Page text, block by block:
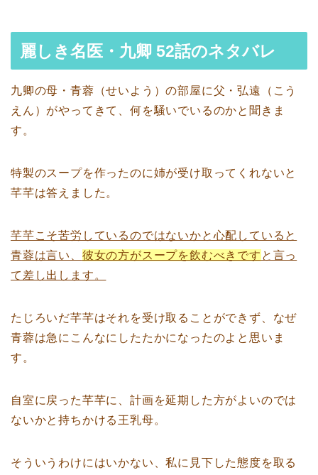
麗しき名医・九卿 52話のネタバレ
九卿の母・青蓉（せいよう）の部屋に父・弘遠（こう
えん）がやってきて、何を騒いでいるのかと聞きま
す。
特製のスープを作ったのに姉が受け取ってくれないと
芊芊は答えました。
芊芊こそ苦労しているのではないかと心配していると
青蓉は言い、 彼女の方がスープを飲むべきです と言っ
て差し出します。
たじろいだ芊芊はそれを受け取ることができず、なぜ
青蓉は急にこんなにしたたかになったのよと思いま
す。
自室に戻った芊芊に、計画を延期した方がよいのでは
ないかと持ちかける王乳母。
そういうわけにはいかない、私に見下した態度を取る